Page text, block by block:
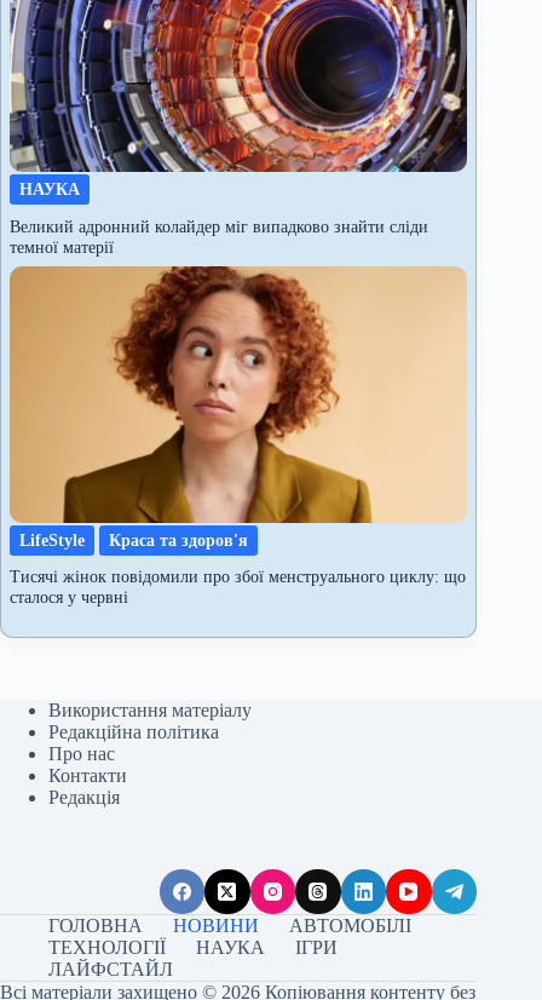
НАУКА
Великий адронний колайдер міг випадково знайти сліди
темної матерії
LifeStyle
Краса та здоров'я
Тисячі жінок повідомили про збої менструального циклу: що
сталося у червні
Використання матеріалу
Редакційна політика
Про нас
Контакти
Редакція
ГОЛОВНА НОВИНИ
АВТОМОБІЛІ
ТЕХНОЛОГІЇ
НАУКА
ІГРИ
ЛАЙФСТАЙЛ
Всі матеріали захищено © 2026 Копіювання контенту без